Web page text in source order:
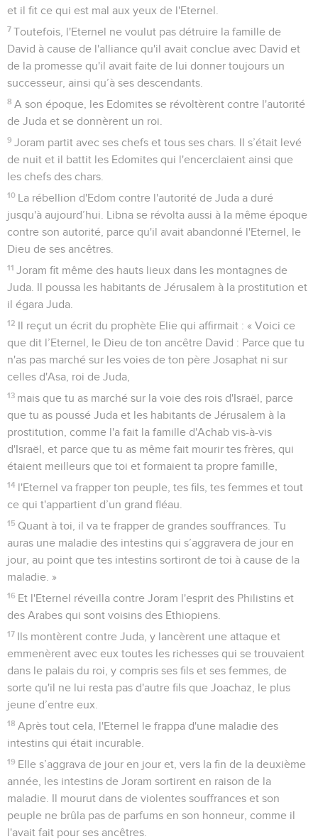
et il fit ce qui est mal aux yeux de l'Eternel.
7 Toutefois, l'Eternel ne voulut pas détruire la famille de
David à cause de l'alliance qu'il avait conclue avec David et
de la promesse qu'il avait faite de lui donner toujours un
successeur, ainsi qu’à ses descendants.
8 A son époque, les Edomites se révoltèrent contre l'autorité
de Juda et se donnèrent un roi.
9 Joram partit avec ses chefs et tous ses chars. Il s’était levé
de nuit et il battit les Edomites qui l'encerclaient ainsi que
les chefs des chars.
10 La rébellion d'Edom contre l'autorité de Juda a duré
jusqu'à aujourd’hui. Libna se révolta aussi à la même époque
contre son autorité, parce qu'il avait abandonné l'Eternel, le
Dieu de ses ancêtres.
11 Joram fit même des hauts lieux dans les montagnes de
Juda. Il poussa les habitants de Jérusalem à la prostitution et
il égara Juda.
12 Il reçut un écrit du prophète Elie qui affirmait : « Voici ce
que dit l’Eternel, le Dieu de ton ancêtre David : Parce que tu
n'as pas marché sur les voies de ton père Josaphat ni sur
celles d'Asa, roi de Juda,
13 mais que tu as marché sur la voie des rois d'Israël, parce
que tu as poussé Juda et les habitants de Jérusalem à la
prostitution, comme l'a fait la famille d'Achab vis-à-vis
d'Israël, et parce que tu as même fait mourir tes frères, qui
étaient meilleurs que toi et formaient ta propre famille,
14 l'Eternel va frapper ton peuple, tes fils, tes femmes et tout
ce qui t'appartient d’un grand fléau.
15 Quant à toi, il va te frapper de grandes souffrances. Tu
auras une maladie des intestins qui s’aggravera de jour en
jour, au point que tes intestins sortiront de toi à cause de la
maladie. »
16 Et l'Eternel réveilla contre Joram l'esprit des Philistins et
des Arabes qui sont voisins des Ethiopiens.
17 Ils montèrent contre Juda, y lancèrent une attaque et
emmenèrent avec eux toutes les richesses qui se trouvaient
dans le palais du roi, y compris ses fils et ses femmes, de
sorte qu'il ne lui resta pas d'autre fils que Joachaz, le plus
jeune d’entre eux.
18 Après tout cela, l'Eternel le frappa d'une maladie des
intestins qui était incurable.
19 Elle s’aggrava de jour en jour et, vers la fin de la deuxième
année, les intestins de Joram sortirent en raison de la
maladie. Il mourut dans de violentes souffrances et son
peuple ne brûla pas de parfums en son honneur, comme il
l'avait fait pour ses ancêtres.